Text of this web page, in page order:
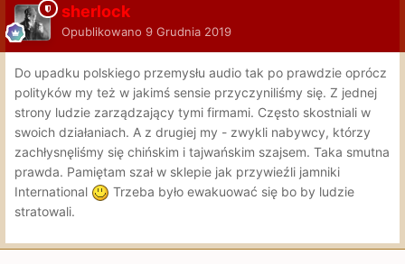
sherlock
Opublikowano 9 Grudnia 2019
Do upadku polskiego przemysłu audio tak po prawdzie oprócz
polityków my też w jakimś sensie przyczyniliśmy się. Z jednej
strony ludzie zarządzający tymi firmami. Często skostniali w
swoich działaniach. A z drugiej my - zwykli nabywcy, którzy
zachłysnęliśmy się chińskim i tajwańskim szajsem. Taka smutna
prawda. Pamiętam szał w sklepie jak przywieźli jamniki
International
Trzeba było ewakuować się bo by ludzie
stratowali.